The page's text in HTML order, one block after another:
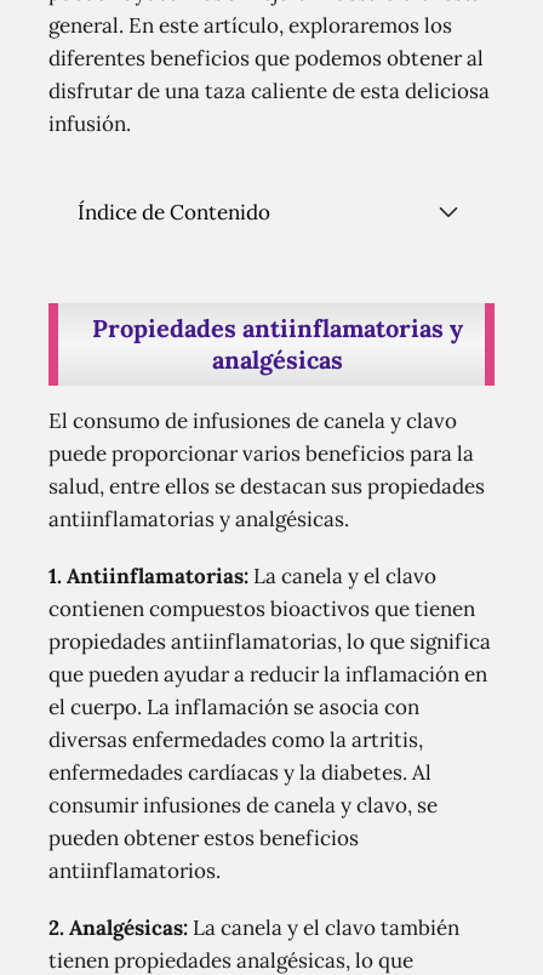
general. En este artículo, exploraremos los
diferentes beneficios que podemos obtener al
disfrutar de una taza caliente de esta deliciosa
infusión.
Índice de Contenido
Propiedades antiinflamatorias y
analgésicas
El consumo de infusiones de canela y clavo
puede proporcionar varios beneficios para la
salud, entre ellos se destacan sus propiedades
antiinflamatorias y analgésicas.
1. Antiinflamatorias: La canela y el clavo
contienen compuestos bioactivos que tienen
propiedades antiinflamatorias, lo que significa
que pueden ayudar a reducir la inflamación en
el cuerpo. La inflamación se asocia con
diversas enfermedades como la artritis,
enfermedades cardíacas y la diabetes. Al
consumir infusiones de canela y clavo, se
pueden obtener estos beneficios
antiinflamatorios.
2. Analgésicas: La canela y el clavo también
tienen propiedades analgésicas, lo que